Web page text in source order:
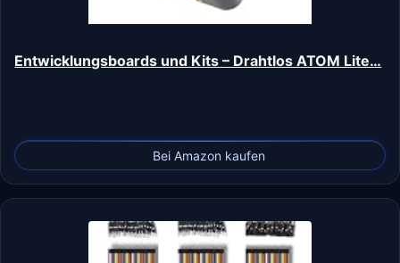
Entwicklungsboards und Kits – Drahtlos ATOM Lite…
Bei Amazon kaufen